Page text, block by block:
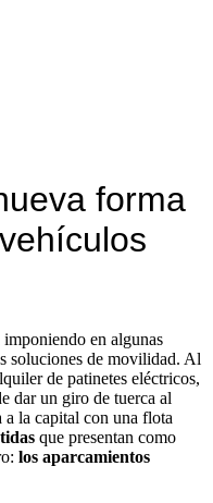
forma
imponiendo en algunas
soluciones de movilidad. Al
de patinetes eléctricos,
dar un giro de tuerca al
a la capital con una flota
que presentan como
los aparcamientos